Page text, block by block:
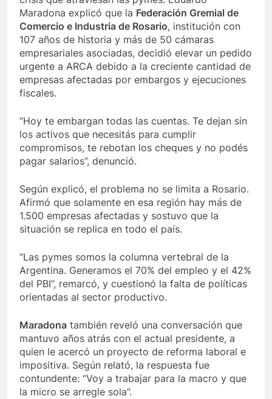
Maradona explicó que la Federación Gremial de
Comercio e Industria de Rosario, institución con
107 años de historia y más de 50 cámaras
empresariales asociadas, decidió elevar un pedido
urgente a ARCA debido a la creciente cantidad de
empresas afectadas por embargos y ejecuciones
fiscales.
“Hoy te embargan todas las cuentas. Te dejan sin
los activos que necesitás para cumplir
compromisos, te rebotan los cheques y no podés
pagar salarios”, denunció.
Según explicó, el problema no se limita a Rosario.
Afirmó que solamente en esa región hay más de
1.500 empresas afectadas y sostuvo que la
situación se replica en todo el país.
“Las pymes somos la columna vertebral de la
Argentina. Generamos el 70% del empleo y el 42%
del PBI”, remarcó, y cuestionó la falta de políticas
orientadas al sector productivo.
Maradona también reveló una conversación que
mantuvo años atrás con el actual presidente, a
quien le acercó un proyecto de reforma laboral e
impositiva. Según relató, la respuesta fue
contundente: “Voy a trabajar para la macro y que
la micro se arregle sola”.